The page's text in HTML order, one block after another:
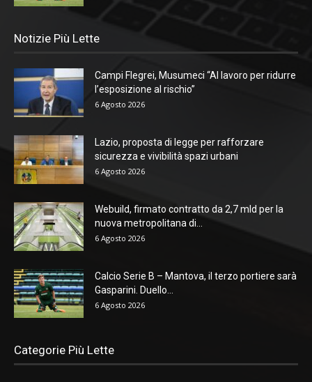
Notizie Più Lette
Campi Flegrei, Musumeci “Al lavoro per ridurre
l’esposizione al rischio”
6 Agosto 2026
Lazio, proposta di legge per rafforzare
sicurezza e vivibilità spazi urbani
6 Agosto 2026
Webuild, firmato contratto da 2,7 mld per la
nuova metropolitana di...
6 Agosto 2026
Calcio Serie B – Mantova, il terzo portiere sarà
Gasparini. Duello...
6 Agosto 2026
Categorie Più Lette